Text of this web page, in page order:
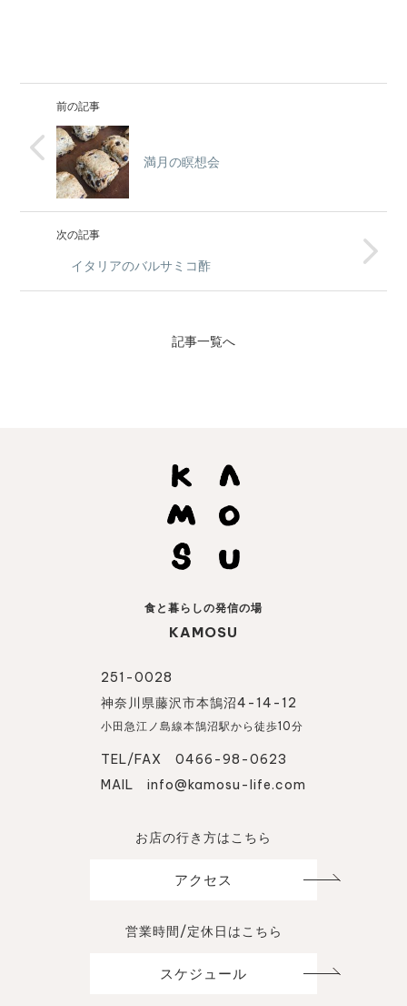
前の記事
満月の瞑想会
次の記事
イタリアのバルサミコ酢
記事一覧へ
食と暮らしの発信の場
KAMOSU
251-0028
神奈川県藤沢市本鵠沼4-14-12
小田急江ノ島線本鵠沼駅から徒歩10分
TEL/FAX 0466-98-0623
MAIL info@kamosu-life.com
お店の行き方はこちら
アクセス
営業時間/定休日はこちら
スケジュール